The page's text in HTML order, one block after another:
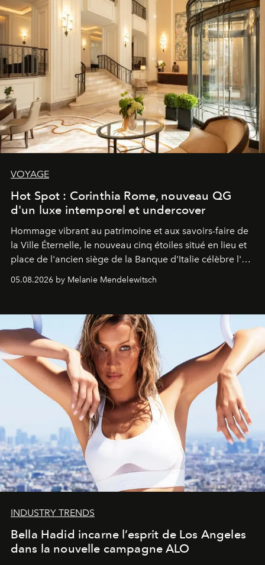
VOYAGE
Hot Spot : Corinthia Rome, nouveau QG
d'un luxe intemporel et undercover
Hommage vibrant au patrimoine et aux savoirs-faire de
la Ville Éternelle, le nouveau cinq étoiles situé en lieu et
place de l'ancien siège de la Banque d'Italie célèbre l'art
de vivre Romain dans toute son élégance intemporelle.
05.08.2026 by Melanie Mendelewitsch
INDUSTRY TRENDS
Bella Hadid incarne l’esprit de Los Angeles
dans la nouvelle campagne ALO